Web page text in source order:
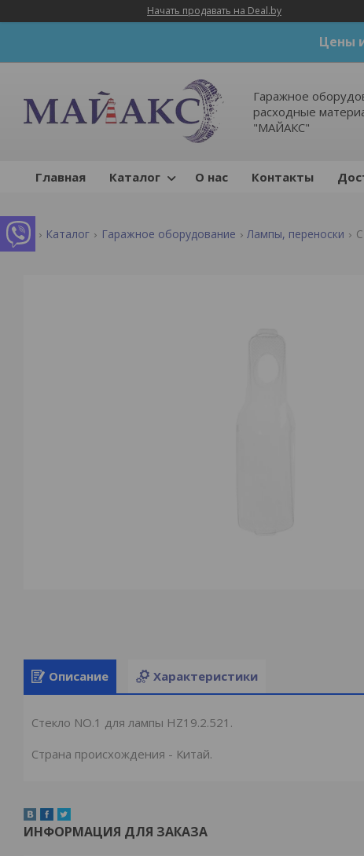
Начать продавать на Deal.by
Цены
Гаражное
расходные
"МАЙАКС"
Главная Каталог О нас Контакты
Каталог Гаражное оборудование Лампы, переноски
Описание Характеристики
Стекло NO.1 для лампы HZ19.2.521.
Страна происхождения - Китай.
ИНФОРМАЦИЯ ДЛЯ ЗАКАЗА